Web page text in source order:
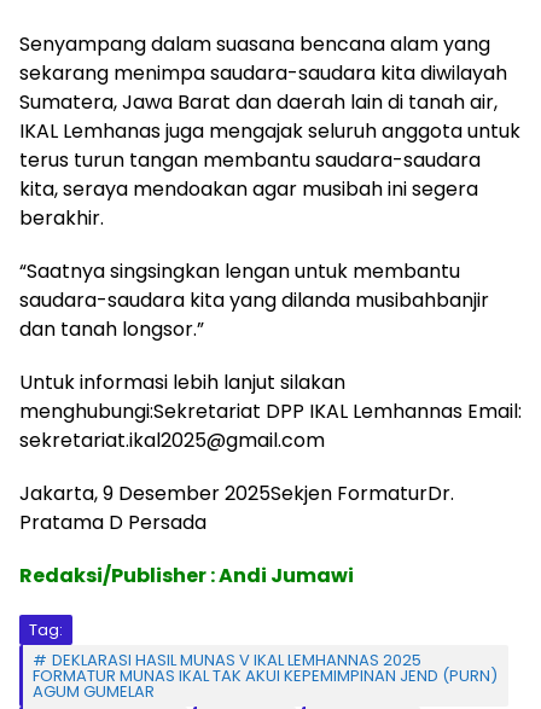
Senyampang dalam suasana bencana alam yang
sekarang menimpa saudara-saudara kita diwilayah
Sumatera, Jawa Barat dan daerah lain di tanah air,
IKAL Lemhanas juga mengajak seluruh anggota untuk
terus turun tangan membantu saudara-saudara
kita, seraya mendoakan agar musibah ini segera
berakhir.
“Saatnya singsingkan lengan untuk membantu
saudara-saudara kita yang dilanda musibahbanjir
dan tanah longsor.”
Untuk informasi lebih lanjut silakan
menghubungi:Sekretariat DPP IKAL Lemhannas Email:
sekretariat.ikal2025@gmail.com
Jakarta, 9 Desember 2025Sekjen FormaturDr.
Pratama D Persada
Redaksi/Publisher : Andi Jumawi
Tag:
DEKLARASI HASIL MUNAS V IKAL LEMHANNAS 2025
FORMATUR MUNAS IKAL TAK AKUI KEPEMIMPINAN JEND (PURN)
AGUM GUMELAR